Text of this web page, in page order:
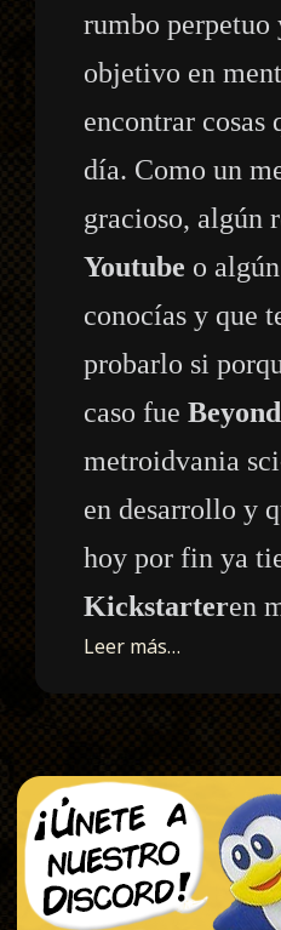
rumbo perpetuo
objetivo en
encontrar cosas
día. Como un
gracioso, algún
Youtube o
conocías y que
probarlo si
caso fue
metroidvania
en desarrollo y
hoy por fin ya
Kickstarteren
Leer más…